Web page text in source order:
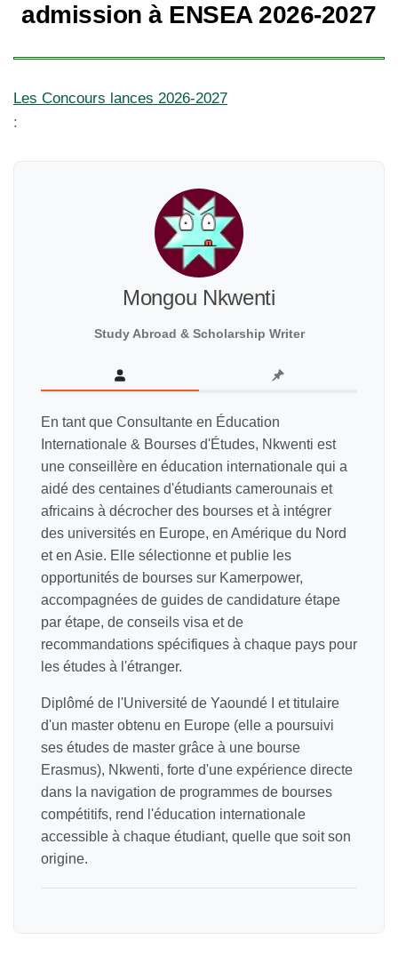
admission à ENSEA 2026-2027
Les Concours lances 2026-2027
:
Mongou Nkwenti
Study Abroad & Scholarship Writer
En tant que Consultante en Éducation
Internationale & Bourses d'Études, Nkwenti est
une conseillère en éducation internationale qui a
aidé des centaines d'étudiants camerounais et
africains à décrocher des bourses et à intégrer
des universités en Europe, en Amérique du Nord
et en Asie. Elle sélectionne et publie les
opportunités de bourses sur Kamerpower,
accompagnées de guides de candidature étape
par étape, de conseils visa et de
recommandations spécifiques à chaque pays pour
les études à l'étranger.
Diplômé de l'Université de Yaoundé I et titulaire
d'un master obtenu en Europe (elle a poursuivi
ses études de master grâce à une bourse
Erasmus), Nkwenti, forte d'une expérience directe
dans la navigation de programmes de bourses
compétitifs, rend l'éducation internationale
accessible à chaque étudiant, quelle que soit son
origine.